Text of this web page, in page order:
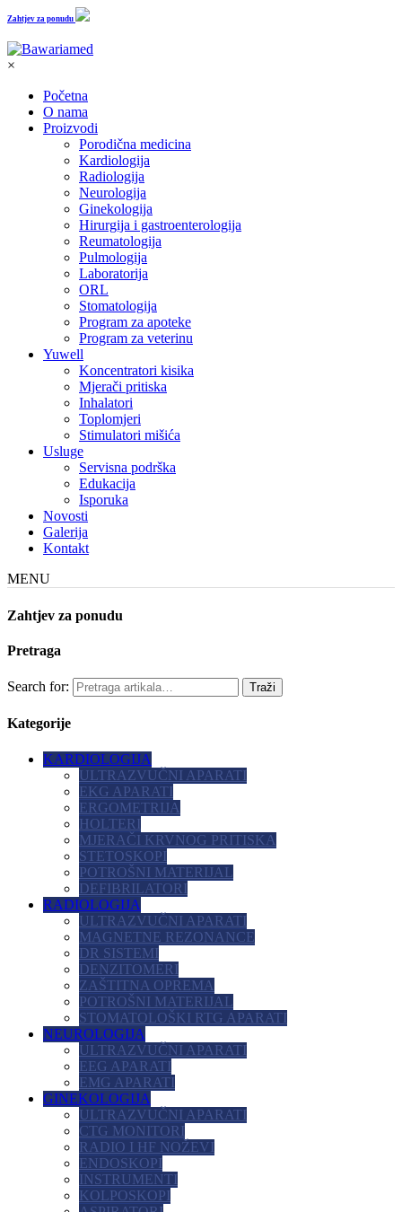
Zahtjev za ponudu
×
Početna
O nama
Proizvodi
Porodična medicina
Kardiologija
Radiologija
Neurologija
Ginekologija
Hirurgija i gastroenterologija
Reumatologija
Pulmologija
Laboratorija
ORL
Stomatologija
Program za apoteke
Program za veterinu
Yuwell
Koncentratori kisika
Mjerači pritiska
Inhalatori
Toplomjeri
Stimulatori mišića
Usluge
Servisna podrška
Edukacija
Isporuka
Novosti
Galerija
Kontakt
MENU
Zahtjev za ponudu
Pretraga
Search for:
Kategorije
KARDIOLOGIJA
ULTRAZVUČNI APARATI
EKG APARATI
ERGOMETRIJA
HOLTERI
MJERAČI KRVNOG PRITISKA
STETOSKOPI
POTROŠNI MATERIJAL
DEFIBRILATORI
RADIOLOGIJA
ULTRAZVUČNI APARATI
MAGNETNE REZONANCE
DR SISTEMI
DENZITOMERI
ZAŠTITNA OPREMA
POTROŠNI MATERIJAL
STOMATOLOŠKI RTG APARATI
NEUROLOGIJA
ULTRAZVUČNI APARATI
EEG APARATI
EMG APARATI
GINEKOLOGIJA
ULTRAZVUČNI APARATI
CTG MONITORI
RADIO I HF NOŽEVI
ENDOSKOPI
INSTRUMENTI
KOLPOSKOPI